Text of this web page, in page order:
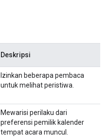
Deskripsi
Izinkan beberapa pembaca
untuk melihat peristiwa.
Mewarisi perilaku dari
preferensi pemilik kalender
tempat acara muncul.